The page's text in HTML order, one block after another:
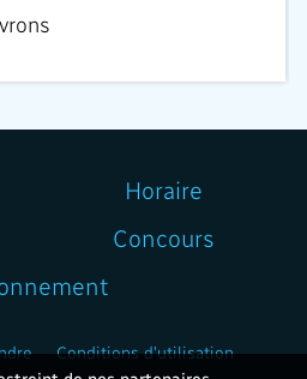
Horaire
Concours
Conditions d'utilisation